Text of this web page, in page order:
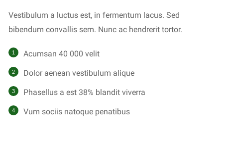
Vestibulum a luctus est, in fermentum lacus. Sed
bibendum convallis sem. Nunc ac hendrerit tortor.
Acumsan 40 000 velit
Dolor aenean vestibulum alique
Phasellus a est 38% blandit viverra
Vum sociis natoque penatibus